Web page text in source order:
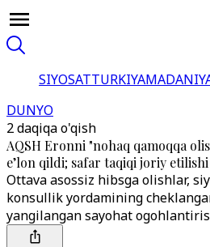
SIYOSATTURKIYA
DUNYO
2 daqiqa o'qish
AQSH Eronni "nohaq qamoqqa
e’lon qildi; safar taqiqi joriy
Ottava asossiz hibsga olishlar,
konsullik yordamining
yangilangan sayohat